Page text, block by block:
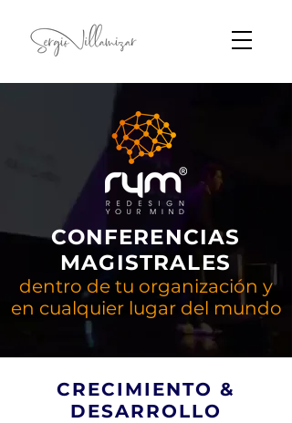
CONFERENCIAS
MAGISTRALES
dentro de tu organización y
en cualquier lugar del mundo
CRECIMIENTO &
DESARROLLO